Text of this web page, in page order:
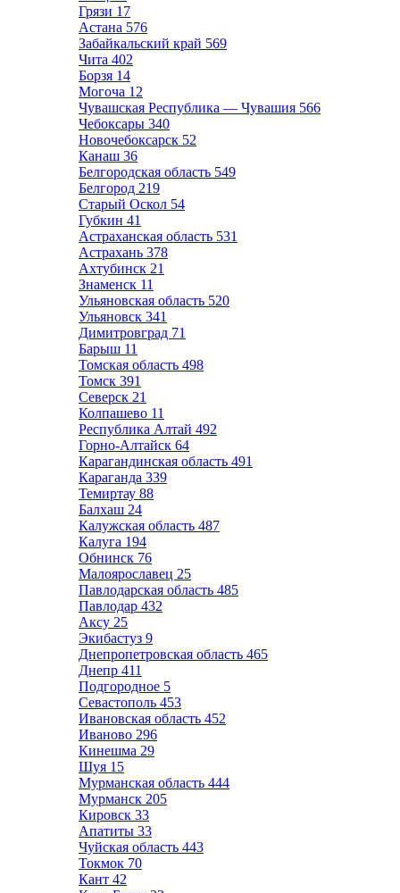
Грязи 17
Астана 576
Забайкальский край 569
Чита 402
Борзя 14
Могоча 12
Чувашская Республика — Чувашия 566
Чебоксары 340
Новочебоксарск 52
Канаш 36
Белгородская область 549
Белгород 219
Старый Оскол 54
Губкин 41
Астраханская область 531
Астрахань 378
Ахтубинск 21
Знаменск 11
Ульяновская область 520
Ульяновск 341
Димитровград 71
Барыш 11
Томская область 498
Томск 391
Северск 21
Колпашево 11
Республика Алтай 492
Горно-Алтайск 64
Карагандинская область 491
Караганда 339
Темиртау 88
Балхаш 24
Калужская область 487
Калуга 194
Обнинск 76
Малоярославец 25
Павлодарская область 485
Павлодар 432
Аксу 25
Экибастуз 9
Днепропетровская область 465
Днепр 411
Подгородное 5
Севастополь 453
Ивановская область 452
Иваново 296
Кинешма 29
Шуя 15
Мурманская область 444
Мурманск 205
Кировск 33
Апатиты 33
Чуйская область 443
Токмок 70
Кант 42